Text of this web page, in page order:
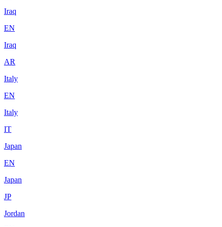
Iraq
EN
Iraq
AR
Italy
EN
Italy
IT
Japan
EN
Japan
JP
Jordan